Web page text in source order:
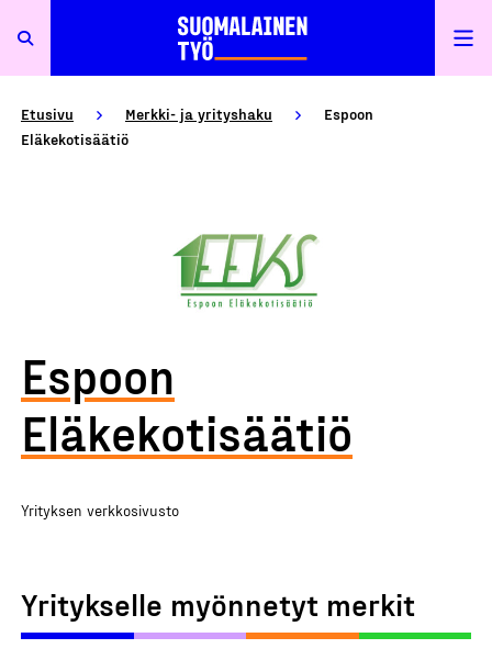
Etusivu Merkki- ja yrityshaku
Espoon
Eläkekotisäätiö
Espoon
Eläkekotisäätiö
Yrityksen verkkosivusto
Yritykselle myönnetyt merkit